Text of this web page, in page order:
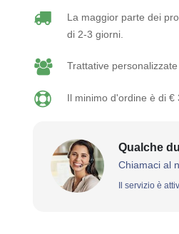
La maggior parte dei
di 2-3 giorni.
Trattative
Il minimo d'ordine è di €
Qualche
Chiamaci al
Il servizio è